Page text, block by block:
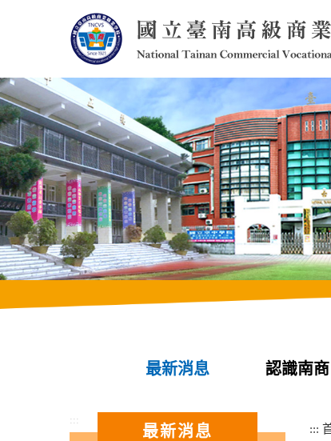
內
容
區
塊
最新消息 認識南商
:::
最新消息 :::